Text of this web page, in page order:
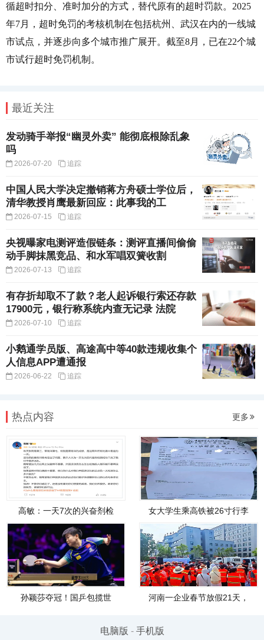
循超时扣分、准时加分的方式，替代原有的超时罚款。2025
年7月，超时免罚的考核机制在包括杭州、武汉在内的一线城
市试点，并逐步向多个城市推广展开。截至8月，已在22个城
市试行超时免罚机制。
最近关注
发动骑手举报“幽灵外卖” 能彻底根除乱象
吗
2026-07-20 追踪
中国人民大学决定撤销蒋方舟硕士学位后，
清华教授肖鹰最新回应：此事我的工
2026-07-15 追踪
央视曝家电测评造假链条：测评直播间偷偷
动手脚抹黑竞品、和水军唱双簧收割
2026-07-13 追踪
有存折却取不了款？老人起诉银行索还存款
17900元，银行称系统内查无记录 法院
2026-07-10 追踪
小鹅通学员版、高途高中等40款违规收集个
人信息APP遭通报
2026-06-22 追踪
热点内容 更多
高敏：一天7次的兴奋剂检 女大学生乘高铁被26寸行李
孙颖莎夺冠！国乒包揽世 河南一企业春节放假21天，
电脑版 - 手机版